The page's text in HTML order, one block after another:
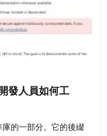
人員如何工
的一部分。它的後綴